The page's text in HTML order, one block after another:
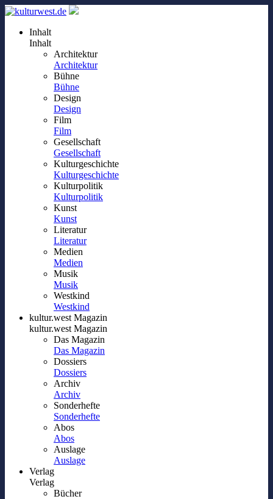
Inhalt
Inhalt
Architektur
Architektur
Bühne
Bühne
Design
Design
Film
Film
Gesellschaft
Gesellschaft
Kulturgeschichte
Kulturgeschichte
Kulturpolitik
Kulturpolitik
Kunst
Kunst
Literatur
Literatur
Medien
Medien
Musik
Musik
Westkind
Westkind
kultur.west Magazin
kultur.west Magazin
Das Magazin
Das Magazin
Dossiers
Dossiers
Archiv
Archiv
Sonderhefte
Sonderhefte
Abos
Abos
Auslage
Auslage
Verlag
Verlag
Bücher